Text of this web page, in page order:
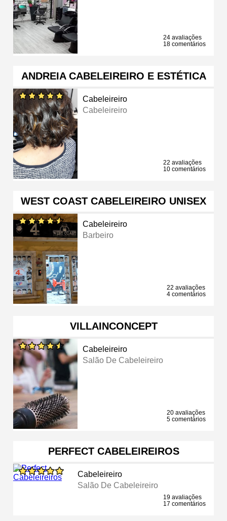
24 avaliações
18 comentários
ANDREIA CABELEIREIRO E ESTÉTICA
Cabeleireiro
Cabeleireiro
22 avaliações
10 comentários
WEST COAST CABELEIREIRO UNISEX
Cabeleireiro
Barbeiro
22 avaliações
4 comentários
VILLAINCONCEPT
Cabeleireiro
Salão De Cabeleireiro
20 avaliações
5 comentários
PERFECT CABELEIREIROS
Cabeleireiro
Salão De Cabeleireiro
19 avaliações
17 comentários